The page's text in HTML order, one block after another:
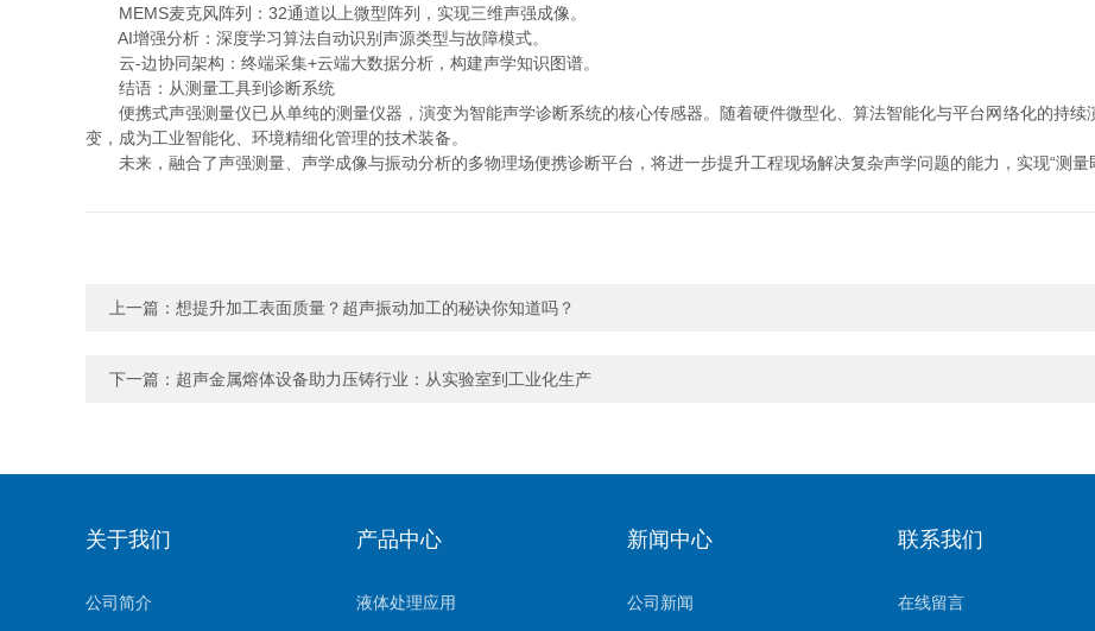
MEMS麦克风阵列：32通道以上微型阵列，实现三维声强成像。
AI增强分析：深度学习算法自动识别声源类型与故障模式。
云-边协同架构：终端采集+云端大数据分析，构建声学知识图谱。
结语：从测量工具到诊断系统
便携式声强测量仪已从单纯的测量仪器，演变为智能声学诊断系统的核心传感器。随着硬件微型化、算法智能化与平台网络化的持续
变，成为工业智能化、环境精细化管理的技术装备。
未来，融合了声强测量、声学成像与振动分析的多物理场便携诊断平台，将进一步提升工程现场解决复杂声学问题的能力，实现“测量
上一篇： 想提升加工表面质量？超声振动加工的秘诀你知道吗？
下一篇： 超声金属熔体设备助力压铸行业：从实验室到工业化生产
关于我们
公司简介
产品中心
液体处理应用
新闻中心
公司新闻
联系我们
在线留言